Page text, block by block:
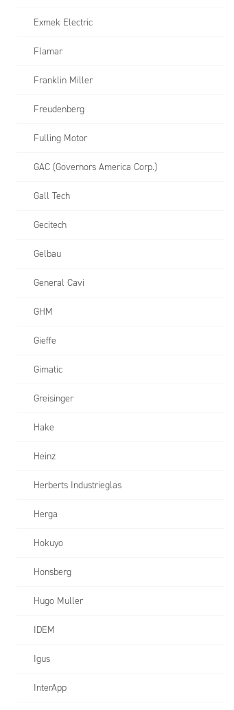
Exmek Electric
Flamar
Franklin Miller
Freudenberg
Fulling Motor
GAC (Governors America Corp.)
Gall Tech
Gecitech
Gelbau
General Cavi
GHM
Gieffe
Gimatic
Greisinger
Hake
Heinz
Herberts Industrieglas
Herga
Hokuyo
Honsberg
Hugo Muller
IDEM
Igus
InterApp